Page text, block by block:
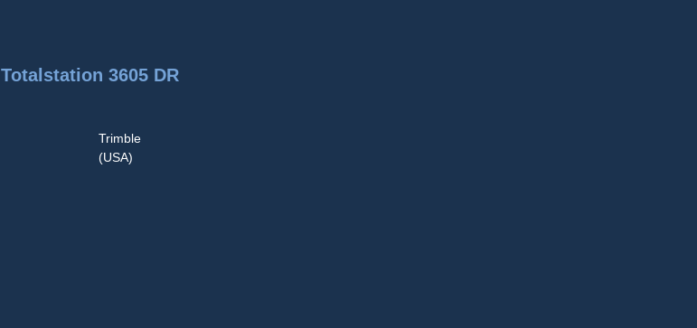
Totalstation 3605 DR
Trimble
(USA)